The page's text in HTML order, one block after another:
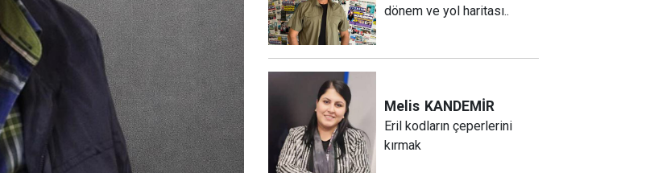
dönem ve yol haritası..
Melis KANDEMİR
Eril kodların çeperlerini
kırmak